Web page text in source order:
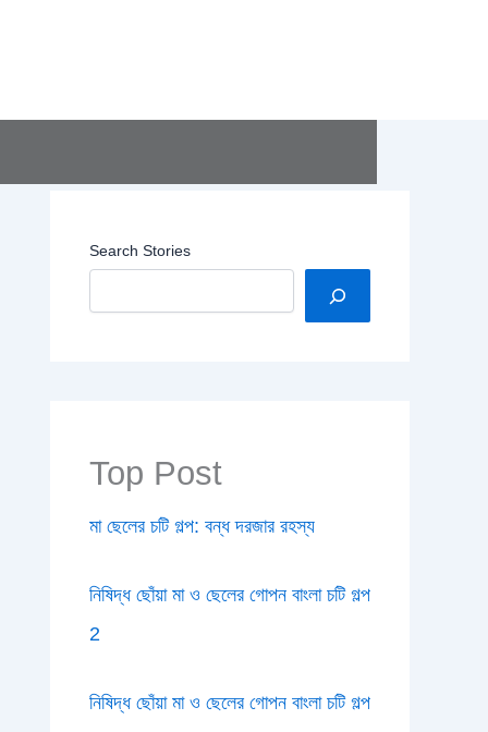
Search Stories
Top Post
মা ছেলের চটি গল্প: বন্ধ দরজার রহস্য
নিষিদ্ধ ছোঁয়া মা ও ছেলের গোপন বাংলা চটি গল্প
2
নিষিদ্ধ ছোঁয়া মা ও ছেলের গোপন বাংলা চটি গল্প